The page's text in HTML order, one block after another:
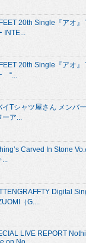
20th Single『アオ』
INTE...
20th Single『アオ』
“...
イTシャツ屋さん メンバ
ーア...
Carved In Stone
...
Digital
（G....
LIVE REPORT